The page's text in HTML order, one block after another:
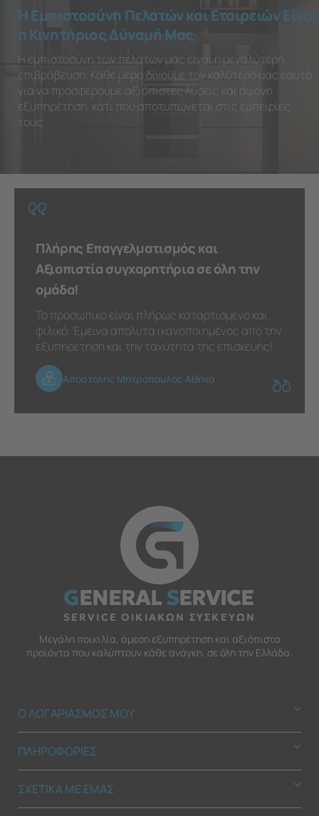
Η Εμπιστοσύνη Πελατών και Εταιρειών Είναι
η Κινητήριος Δύναμή Μας
Η εμπιστοσύνη των πελατών μας είναι η μεγαλύτερη
επιβράβευση. Κάθε μέρα δίνουμε τον καλύτερό μας εαυτό
για να προσφέρουμε αξιόπιστες λύσεις και άψογη
εξυπηρέτηση, κάτι που αποτυπώνεται στις εμπειρίες
τους.
Πλήρης Επαγγελματισμός και
Αξιοπιστία συγχαρητήρια σε όλη την
ομάδα!
Το προσωπικό είναι πλήρως καταρτισμένο και
φιλικό. Έμεινα απόλυτα ικανοποιημένος από την
εξυπηρέτηση και την ταχύτητα της επισκευής!
Αποστόλης Μητρόπουλος Αθήνα
GENERALSERVICE
SERVICE ΟΙΚΙΑΚΩΝ ΣΥΣΚΕΥΩΝ
Μεγάλη ποικιλία, άμεση εξυπηρέτηση και αξιόπιστα
προϊόντα που καλύπτουν κάθε ανάγκη, σε όλη την Ελλάδα.
Ο ΛΟΓΑΡΙΑΣΜΟΣ ΜΟΥ
ΠΛΗΡΟΦΟΡΙΕΣ
ΣΧΕΤΙΚΑ ΜΕ ΕΜΑΣ